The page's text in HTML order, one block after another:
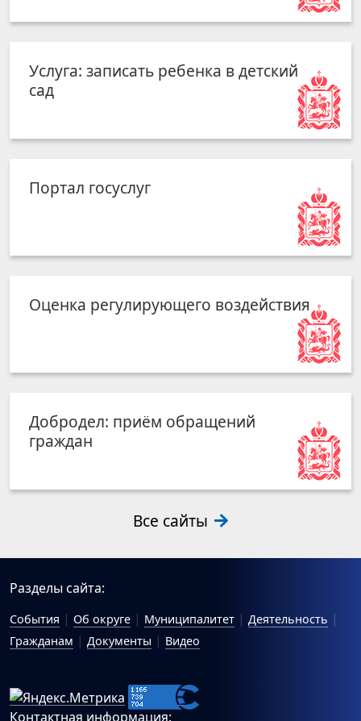
Услуга: записать ребенка в детский
сад
Портал госуслуг
Оценка регулирующего воздействия
Добродел: приём обращений
граждан
Все сайты
Разделы сайта:
События Об округе Муниципалитет
Деятельность
Гражданам
Документы Видео
Контактная информация: